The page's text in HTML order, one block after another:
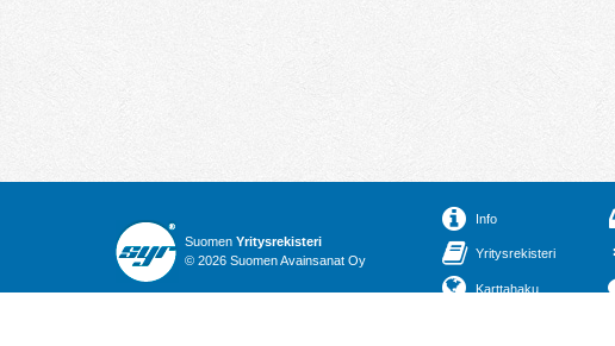
Suomen Yritysrekisteri
© 2026 Suomen Avainsanat Oy
Info
Yritysrekisteri
Karttahaku